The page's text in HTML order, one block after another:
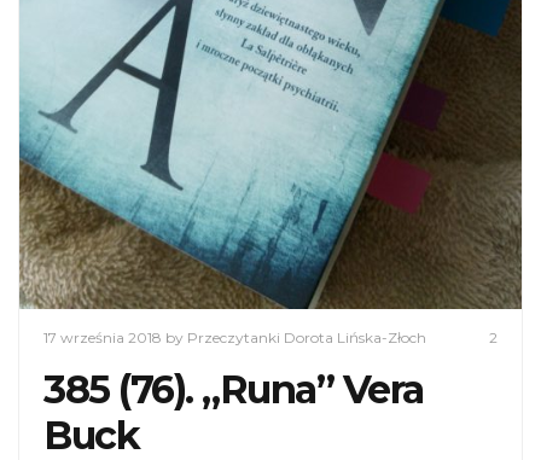
17 września 2018 by Przeczytanki Dorota Lińska-Złoch 2
385 (76). „Runa” Vera
Buck